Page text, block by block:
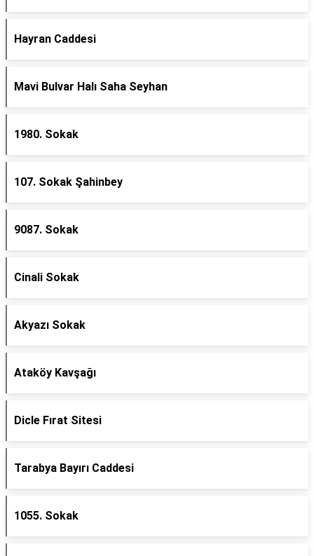
Hayran Caddesi
Mavi Bulvar Halı Saha Seyhan
1980. Sokak
107. Sokak Şahinbey
9087. Sokak
Cinali Sokak
Akyazı Sokak
Ataköy Kavşağı
Dicle Fırat Sitesi
Tarabya Bayırı Caddesi
1055. Sokak